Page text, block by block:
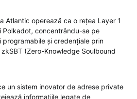
Atlantic operează ca o rețea Layer 1
Polkadot, concentrându-se pe
și credențiale prin
(Zero-Knowledge Soulbound
un sistem inovator de adrese private
informațiile legate de